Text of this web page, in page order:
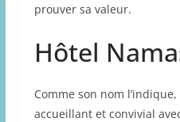
prouver sa valeur.
Hôtel
Comme son nom
accueillant et convivial